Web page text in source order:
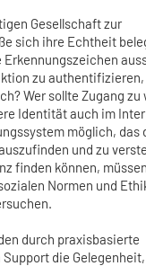
Gesellschaft zur
sich ihre Echtheit
zu
Wer sollte Zugang zu
Identität auch im
möglich, das
und zu
finden können,
Normen und
durch praxisbasierte
die